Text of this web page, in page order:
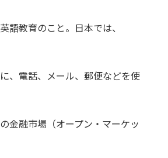
語教育のこと。日本では、
、電話、メール、郵便などを使
金融市場（オープン・マーケッ